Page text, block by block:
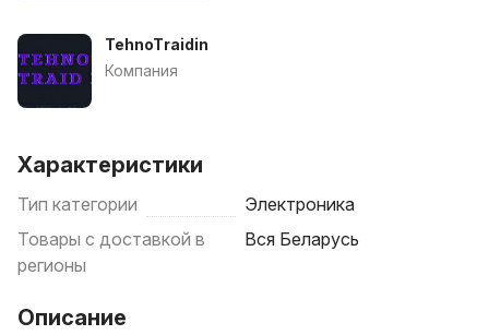
TehnoTraidin
Компания
Характеристики
Тип категории
Электроника
Товары с доставкой в
регионы
Вся Беларусь
Описание